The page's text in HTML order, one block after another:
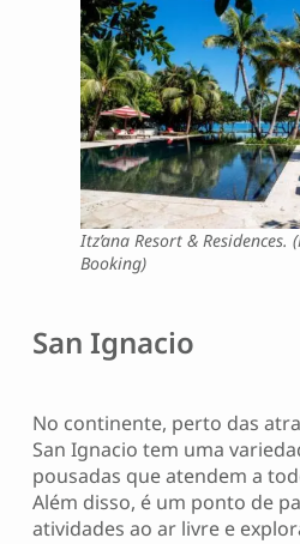
Itz’ana Resort &
Booking)
San Ignacio
No continente, perto das
San Ignacio tem uma
pousadas que atendem a
Além disso, é um ponto de
atividades ao ar livre e